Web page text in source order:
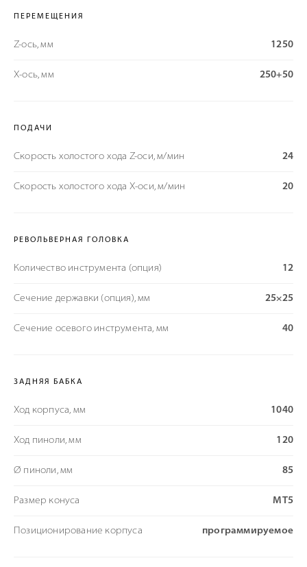
ПЕРЕМЕЩЕНИЯ
Z-ось, мм 1250
X-ось, мм 250+50
ПОДАЧИ
Скорость холостого хода Z-оси, м/мин 24
Скорость холостого хода Х-оси, м/мин 20
РЕВОЛЬВЕРНАЯ ГОЛОВКА
Количество инструмента (опция) 12
Сечение державки (опция), мм 25×25
Сечение осевого инструмента, мм 40
ЗАДНЯЯ БАБКА
Ход корпуса, мм 1040
Ход пиноли, мм 120
Ø пиноли, мм 85
Размер конуса MT5
Позиционирование корпуса программируемое